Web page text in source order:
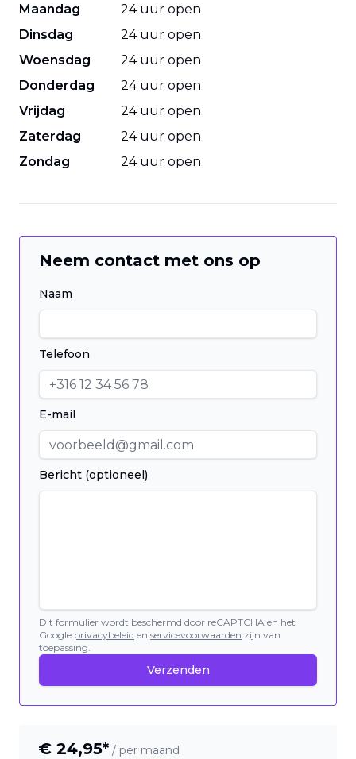
Maandag
24 uur open
Dinsdag
24 uur open
Woensdag
24 uur open
Donderdag
24 uur open
Vrijdag
24 uur open
Zaterdag
24 uur open
Zondag
24 uur open
Neem contact met ons op
Naam
Telefoon
E-mail
Bericht (optioneel)
Dit formulier wordt beschermd door reCAPTCHA en het
Google privacybeleid en servicevoorwaarden zijn van
toepassing.
Verzenden
€ 24,95* / per maand